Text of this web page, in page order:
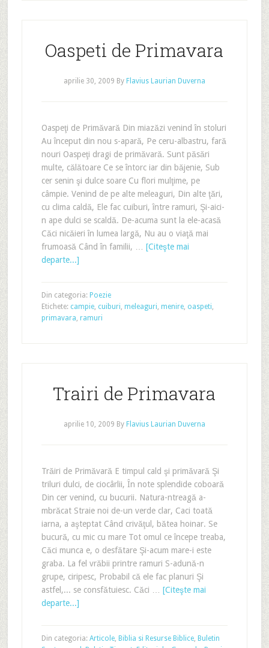
Oaspeti de Primavara
aprilie 30, 2009 By Flavius Laurian Duverna
Oaspeţi de Primăvară Din miazăzi venind în stoluri
Au început din nou s-apară, Pe ceru-albastru, fară
nouri Oaspeţi dragi de primăvară. Sunt păsări
multe, călătoare Ce se întorc iar din băjenie, Sub
cer senin şi dulce soare Cu flori mulţime, pe
câmpie. Venind de pe alte meleaguri, Din alte ţări,
cu clima caldă, Ele fac cuiburi, între ramuri, Şi-aici-
n ape dulci se scaldă. De-acuma sunt la ele-acasă
Căci nicăieri în lumea largă, Nu au o viaţă mai
frumoasă Când în familii, … [Citeşte mai
departe...]
Din categoria: Poezie
Etichete: campie, cuiburi, meleaguri, menire, oaspeti,
primavara, ramuri
Trairi de Primavara
aprilie 10, 2009 By Flavius Laurian Duverna
Trăiri de Primăvară E timpul cald şi primăvară Şi
triluri dulci, de ciocârlii, În note splendide coboară
Din cer venind, cu bucurii. Natura-ntreagă a-
mbrăcat Straie noi de-un verde clar, Caci toată
iarna, a aşteptat Când crivăţul, bătea hoinar. Se
bucură, cu mic cu mare Tot omul ce începe treaba,
Căci munca e, o desfătare Şi-acum mare-i este
graba. La fel vrăbii printre ramuri S-adună-n
grupe, ciripesc, Probabil că ele fac planuri Şi
astfel,... se consfătuiesc. Căci … [Citeşte mai
departe...]
Din categoria: Articole, Biblia si Resurse Biblice, Buletin